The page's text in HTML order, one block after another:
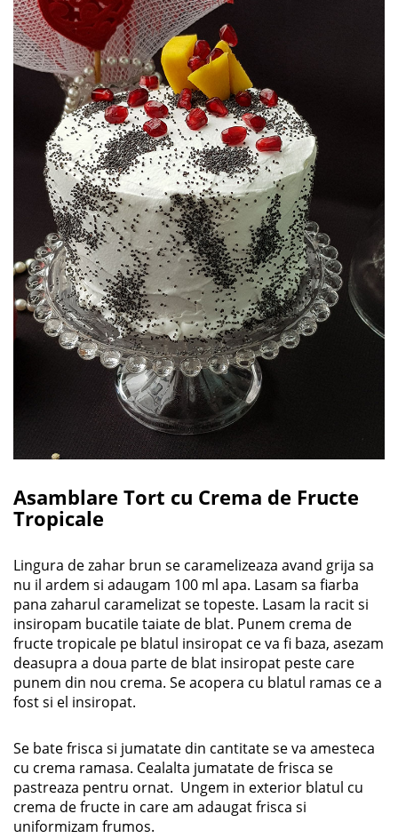
Asamblare Tort cu Crema de Fructe
Tropicale
Lingura de zahar brun se caramelizeaza avand grija sa
nu il ardem si adaugam 100 ml apa. Lasam sa fiarba
pana zaharul caramelizat se topeste. Lasam la racit si
insiropam bucatile taiate de blat. Punem crema de
fructe tropicale pe blatul insiropat ce va fi baza, asezam
deasupra a doua parte de blat insiropat peste care
punem din nou crema. Se acopera cu blatul ramas ce a
fost si el insiropat.
Se bate frisca si jumatate din cantitate se va amesteca
cu crema ramasa. Cealalta jumatate de frisca se
pastreaza pentru ornat. Ungem in exterior blatul cu
crema de fructe in care am adaugat frisca si
uniformizam frumos.